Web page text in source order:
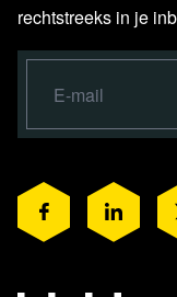
rechtstreeks in je